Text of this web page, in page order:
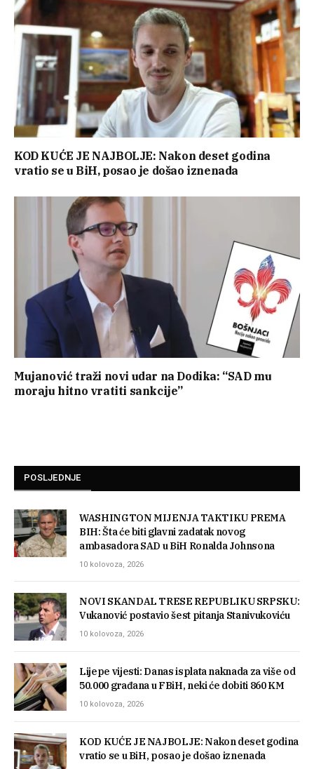
KOD KUĆE JE NAJBOLJE: Nakon deset godina
vratio se u BiH, posao je došao iznenada
Mujanović traži novi udar na Dodika: “SAD mu
moraju hitno vratiti sankcije”
POSLJEDNJE
WASHINGTON MIJENJA TAKTIKU PREMA
BIH: Šta će biti glavni zadatak novog
ambasadora SAD u BiH Ronalda Johnsona
10 kolovoza, 2026
NOVI SKANDAL TRESE REPUBLIKU SRPSKU:
Vukanović postavio šest pitanja Stanivukoviću
10 kolovoza, 2026
Lijepe vijesti: Danas isplata naknada za više od
50.000 građana u FBiH, neki će dobiti 860 KM
10 kolovoza, 2026
KOD KUĆE JE NAJBOLJE: Nakon deset godina
vratio se u BiH, posao je došao iznenada